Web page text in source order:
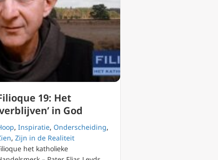
19: Het
in God
,Inspiratie,Onderscheiding,
,Zijn in de Realiteit
het katholieke